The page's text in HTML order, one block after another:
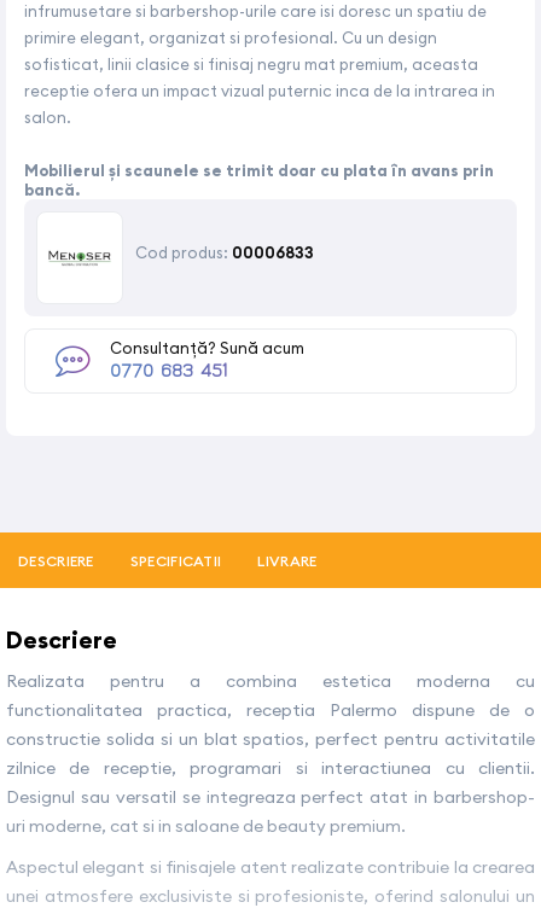
infrumusetare si barbershop-urile care isi doresc un spatiu de
primire elegant, organizat si profesional. Cu un design
sofisticat, linii clasice si finisaj negru mat premium, aceasta
receptie ofera un impact vizual puternic inca de la intrarea in
salon.
Mobilierul și scaunele se trimit doar cu plata în avans prin
bancă.
Cod produs: 00006833
Consultanță? Sună acum
0770 683 451
DESCRIERE SPECIFICATII LIVRARE
Descriere
Realizata pentru a combina estetica moderna cu
functionalitatea practica, receptia Palermo dispune de o
constructie solida si un blat spatios, perfect pentru activitatile
zilnice de receptie, programari si interactiunea cu clientii.
Designul sau versatil se integreaza perfect atat in barbershop-
uri moderne, cat si in saloane de beauty premium.
Aspectul elegant si finisajele atent realizate contribuie la crearea
unei atmosfere exclusiviste si profesioniste, oferind salonului un